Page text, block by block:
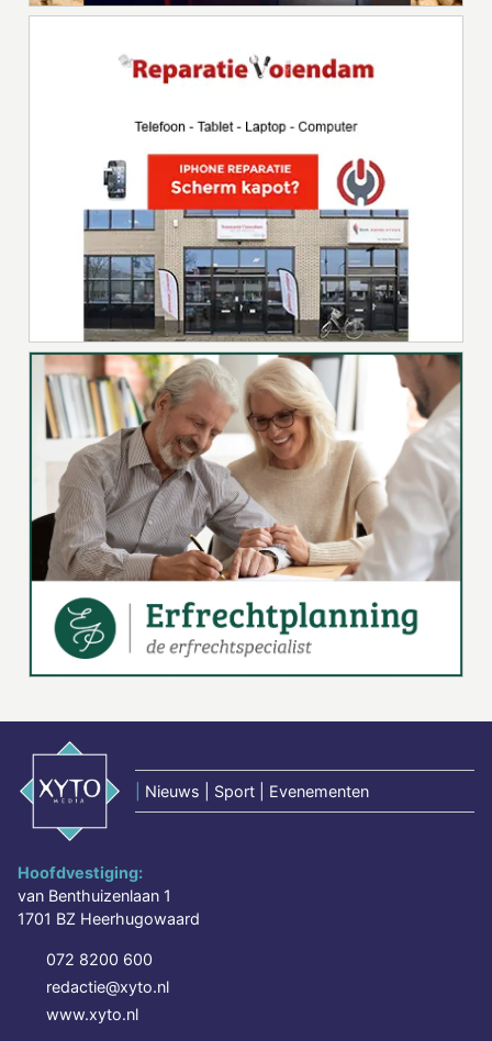
Nieuws | Sport | Evenementen
Hoofdvestiging:
van Benthuizenlaan 1
1701 BZ Heerhugowaard
072 8200 600
redactie@xyto.nl
www.xyto.nl